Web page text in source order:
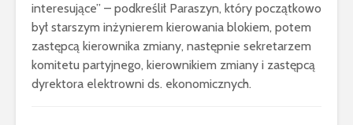
interesujące” – podkreślił Paraszyn, który początkowo
był starszym inżynierem kierowania blokiem, potem
zastępcą kierownika zmiany, następnie sekretarzem
komitetu partyjnego, kierownikiem zmiany i zastępcą
dyrektora elektrowni ds. ekonomicznych.